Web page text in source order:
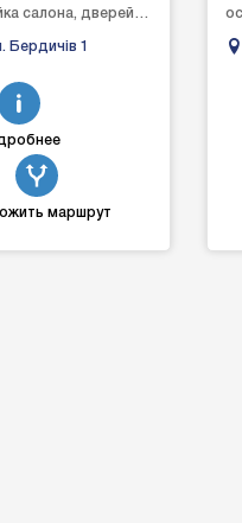
салона, дверей,
поклейка и
Бердичів 1
маршрут